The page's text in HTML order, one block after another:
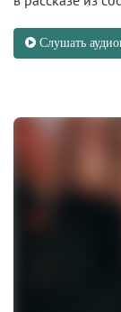
Слушать